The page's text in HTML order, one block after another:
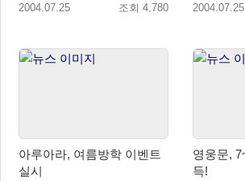
2004.07.25 조회 4,780 2004.07.25
아루아라, 여름방학 이벤트
실시
영웅문, 7~8월엔 이벤트 가
득!